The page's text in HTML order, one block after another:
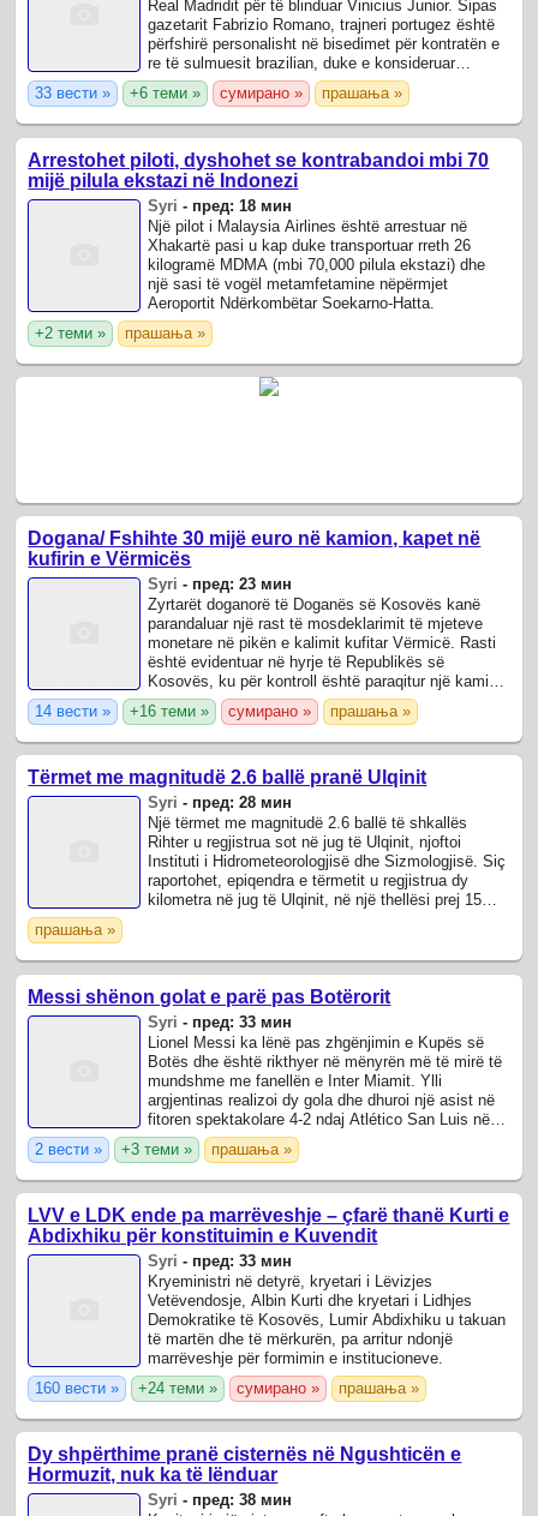
Real Madridit për të blinduar Vinicius Junior. Sipas
gazetarit Fabrizio Romano, trajneri portugez është
përfshirë personalisht në bisedimet për kontratën e
re të sulmuesit brazilian, duke e konsideruar
qëndrimin e tij një ...
33 вести » +6 теми » сумирано » прашања »
Arrestohet piloti, dyshohet se kontrabandoi mbi 70
mijë pilula ekstazi në Indonezi
Syri - пред: 18 мин
Një pilot i Malaysia Airlines është arrestuar në
Xhakartë pasi u kap duke transportuar rreth 26
kilogramë MDMA (mbi 70,000 pilula ekstazi) dhe
një sasi të vogël metamfetamine nëpërmjet
Aeroportit Ndërkombëtar Soekarno-Hatta.
+2 теми »
прашања »
Dogana/ Fshihte 30 mijë euro në kamion, kapet në
kufirin e Vërmicës
Syri - пред: 23 мин
Zyrtarët doganorë të Doganës së Kosovës kanë
parandaluar një rast të mosdeklarimit të mjeteve
monetare në pikën e kalimit kufitar Vërmicë. Rasti
është evidentuar në hyrje të Republikës së
Kosovës, ku për kontroll është paraqitur një kamion
me gjysmërimorkio të zbrazët.
14 вести » +16 теми » сумирано » прашања »
Tërmet me magnitudë 2.6 ballë pranë Ulqinit
Syri - пред: 28 мин
Një tërmet me magnitudë 2.6 ballë të shkallës
Rihter u regjistrua sot në jug të Ulqinit, njoftoi
Instituti i Hidrometeorologjisë dhe Sizmologjisë. Siç
raportohet, epiqendra e tërmetit u regjistrua dy
kilometra në jug të Ulqinit, në një thellësi prej 15
прашања »
Messi shënon golat e parë pas Botërorit
Syri - пред: 33 мин
Lionel Messi ka lënë pas zhgënjimin e Kupës së
Botës dhe është rikthyer në mënyrën më të mirë të
mundshme me fanellën e Inter Miamit. Ylli
argjentinas realizoi dy gola dhe dhuroi një asist në
fitoren spektakolare 4-2 ndaj Atlético San Luis në
Kupën e Ligës.
2 вести » +3 теми » прашања »
LVV e LDK ende pa marrëveshje – çfarë thanë Kurti e
Abdixhiku për konstituimin e Kuvendit
Syri - пред: 33 мин
Kryeministri në detyrë, kryetari i Lëvizjes
Vetëvendosje, Albin Kurti dhe kryetari i Lidhjes
Demokratike të Kosovës, Lumir Abdixhiku u takuan
të martën dhe të mërkurën, pa arritur ndonjë
marrëveshje për formimin e institucioneve.
160 вести »
+24 теми » сумирано » прашања »
Dy shpërthime pranë cisternës në Ngushticën e
Hormuzit, nuk ka të lënduar
Syri - пред: 38 мин